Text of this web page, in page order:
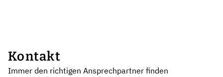
Kontakt
Immer den richtigen Ansprechpartner finden